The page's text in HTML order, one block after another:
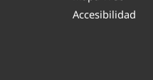
Accesibilidad